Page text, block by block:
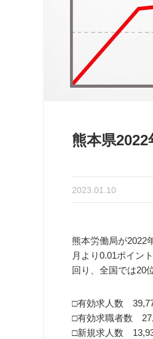
熊本県
2023.01.10
熊本労働局が2022
月より0.01ポイン
回り、全国では20
□有効求人数
□有効求職者数
□新規求人数